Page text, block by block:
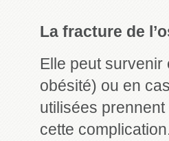
La fracture de
Elle peut survenir
obésité) ou en
utilisées
cette